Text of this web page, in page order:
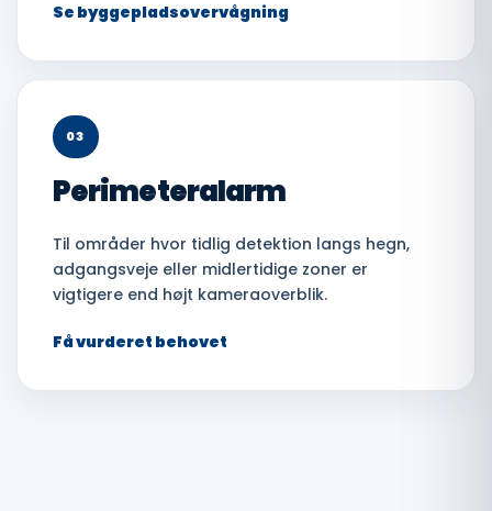
Se byggepladsovervågning
03
Perimeteralarm
Til områder hvor tidlig detektion langs hegn,
adgangsveje eller midlertidige zoner er
vigtigere end højt kameraoverblik.
Få vurderet behovet